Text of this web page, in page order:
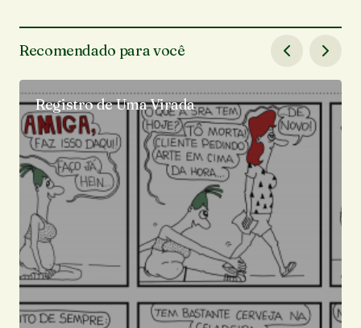
Recomendado para você
Registro de Uma Virada